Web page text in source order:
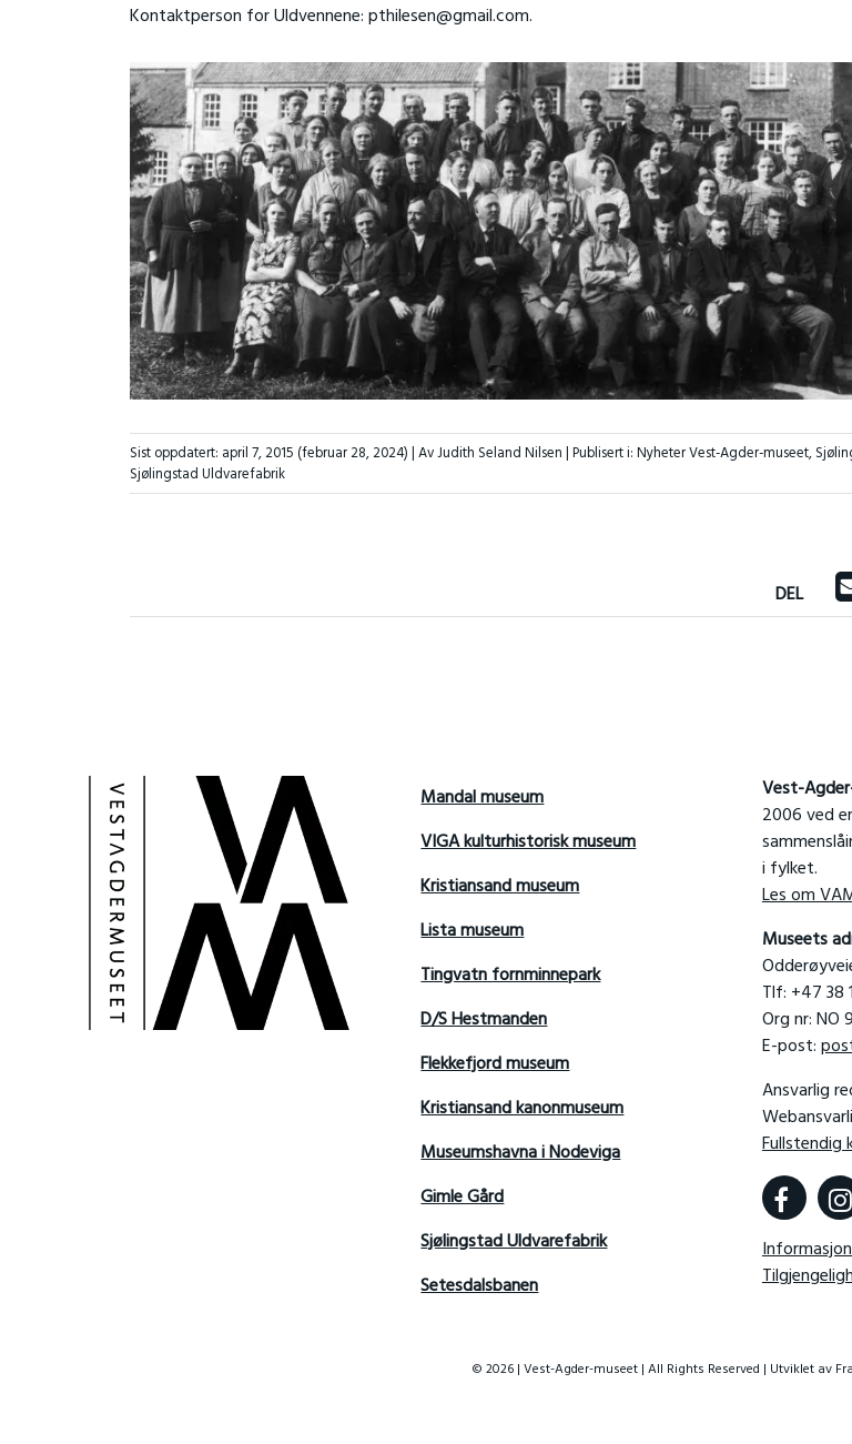
Kontaktperson for Uldvennene: pthilesen@gmail.com.
Sist oppdatert: april 7, 2015 (februar 28, 2024)| Av Judith Seland Nilsen |Publisert i:Nyheter Vest-Agder-museet,
Sjølingstad Uldvarefabrik
DEL
Mandal museum
VIGA kulturhistorisk museum
Kristiansand museum
Lista museum
Tingvatn fornminnepark
D/S Hestmanden
Flekkefjord museum
Kristiansand kanonmuseum
Museumshavna i Nodeviga
Gimle Gård
Sjølingstad Uldvarefabrik
Setesdalsbanen
Vest-
2006 ved
i fylket.
Les om
Museets
Tlf: +47 38
Org nr:
E-post:
Ansvarlig
Fullstendig
© 2026 | Vest-Agder-museet | All Rights Reserved | Utviklet av